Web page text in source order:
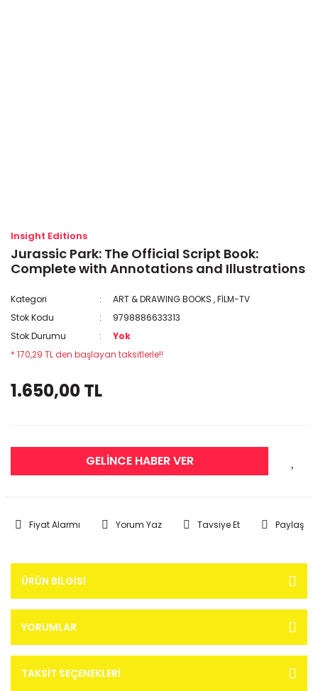
Insight Editions
Jurassic Park: The Official Script Book:
Complete with Annotations and Illustrations
Kategori ART & DRAWING BOOKS ,FİLM-TV
Stok Kodu
9798886633313
Stok Durumu
Yok
* 170,29 TL den başlayan taksitlerle!!
1.650,00 TL
GELİNCE HABER VER
Fiyat Alarmı Yorum Yaz Tavsiye Et Paylaş
ÜRÜN BILGISI
YORUMLAR
TAKSIT SEÇENEKLERI